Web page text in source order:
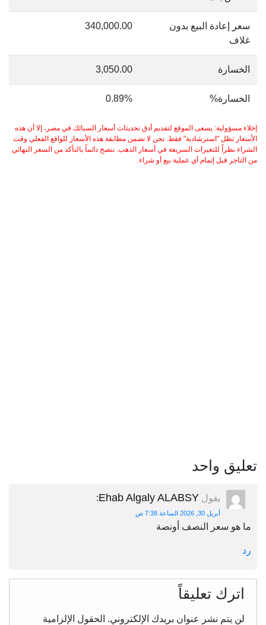
سعر إعادة البيع بدون
غلاف
340,000.00
الخسارة 3,050.00
الخسارة% 0.89%
إخلاء مسؤولية: يسعى الموقع لتقديم أدق تحديثات أسعار السبائك في مصر، إلا أن هذه
الأسعار تظل "استرشادية" فقط. نحن لا نضمن مطابقة هذه الأسعار للواقع الفعلي وقت
الشراء نظراً للتغيرات السريعة في أسعار الذهب. ننصح دائماً بالتأكد من السعر النهائي
من التاجر قبل إتمام أي عملية بيع أو شراء.
تعليق واحد
يقول Ehab Algaly ALABSY
:
أبريل 30, 2026 الساعة 7:38 ص
ما هو سعر النصف أونصة
رد
اترك تعليقاً
لن يتم نشر عنوان بريدك الإلكتروني. الحقول الإلزامية